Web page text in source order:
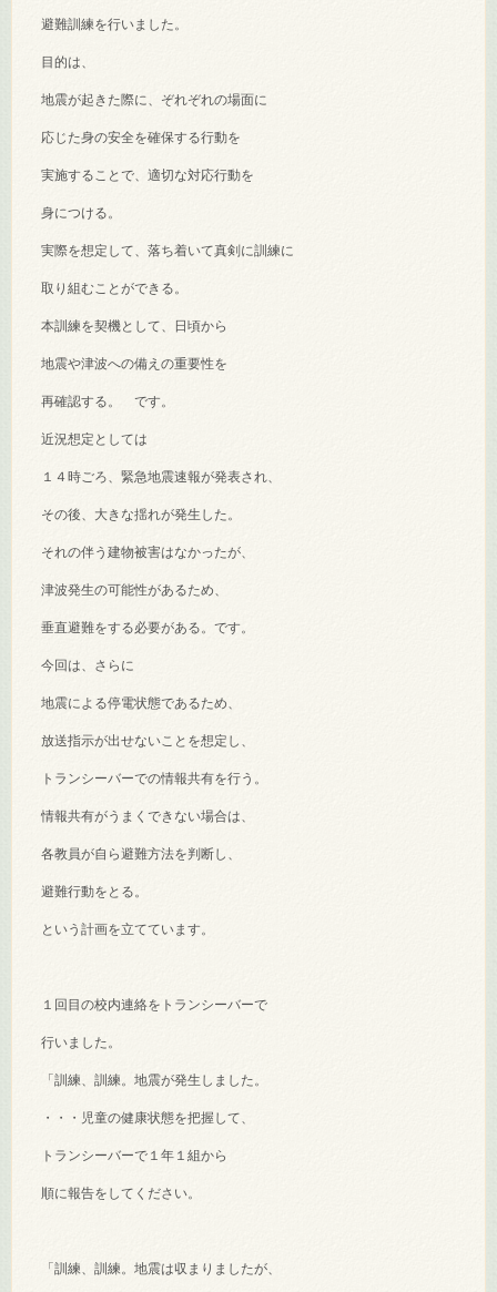
避難訓練を行いました。
目的は、
地震が起きた際に、ぞれぞれの場面に
応じた身の安全を確保する行動を
実施することで、適切な対応行動を
身につける。
実際を想定して、落ち着いて真剣に訓練に
取り組むことができる。
本訓練を契機として、日頃から
地震や津波への備えの重要性を
再確認する。 です。
近況想定としては
１４時ごろ、緊急地震速報が発表され、
その後、大きな揺れが発生した。
それの伴う建物被害はなかったが、
津波発生の可能性があるため、
垂直避難をする必要がある。です。
今回は、さらに
地震による停電状態であるため、
放送指示が出せないことを想定し、
トランシーバーでの情報共有を行う。
情報共有がうまくできない場合は、
各教員が自ら避難方法を判断し、
避難行動をとる。
という計画を立てています。
１回目の校内連絡をトランシーバーで
行いました。
「訓練、訓練。地震が発生しました。
・・・児童の健康状態を把握して、
トランシーバーで１年１組から
順に報告をしてください。
「訓練、訓練。地震は収まりましたが、